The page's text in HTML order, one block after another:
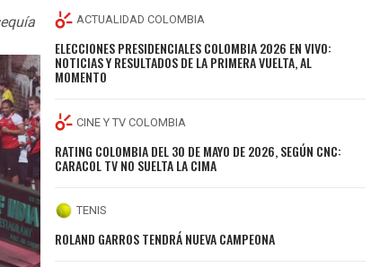
ACTUALIDAD COLOMBIA
ELECCIONES PRESIDENCIALES COLOMBIA 2026 EN VIVO:
NOTICIAS Y RESULTADOS DE LA PRIMERA VUELTA, AL
MOMENTO
CINE Y TV COLOMBIA
RATING COLOMBIA DEL 30 DE MAYO DE 2026, SEGÚN CNC:
CARACOL TV NO SUELTA LA CIMA
TENIS
ROLAND GARROS TENDRÁ NUEVA CAMPEONA